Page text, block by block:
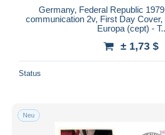
Germany, Federal Republic
communication 2v, First Day
Europa (cept) - T..
± 1,73 $
Status
Neu